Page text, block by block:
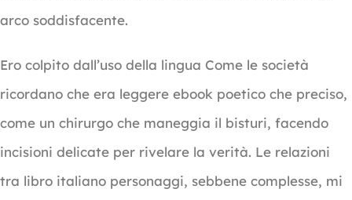
arco soddisfacente.
Ero colpito dall’uso della lingua Come le società
ricordano che era leggere ebook poetico che preciso,
come un chirurgo che maneggia il bisturi, facendo
incisioni delicate per rivelare la verità. Le relazioni
tra libro italiano personaggi, sebbene complesse, mi